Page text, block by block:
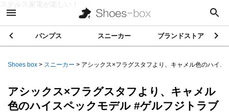
ステルス家電が楽しい！
パンプス スニーカー ブランドストア
Shoes box > スニーカー > アシックス×フラグスタフより、キャメル色のハイ...
アシックス×フラグスタフより、キャメル
色のハイスペックモデル #ゲルフジトラブ